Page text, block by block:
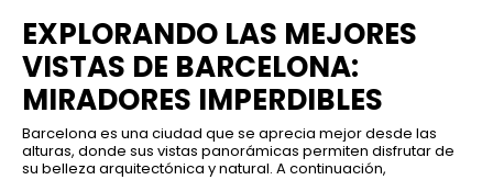
EXPLORANDO LAS MEJORES
VISTAS DE BARCELONA:
MIRADORES IMPERDIBLES
Barcelona es una ciudad que se aprecia mejor desde las
alturas, donde sus vistas panorámicas permiten disfrutar de
su belleza arquitectónica y natural. A continuación,